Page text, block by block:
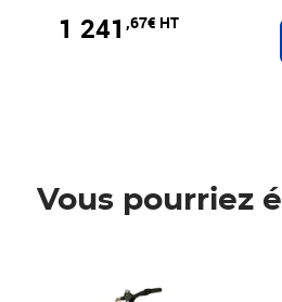
1 241 ,67€ HT
Vous pourriez